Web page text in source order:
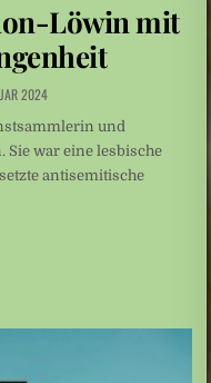
Küste des Oman
Löwin mit
2024
und
Sie war eine lesbische
antisemitische